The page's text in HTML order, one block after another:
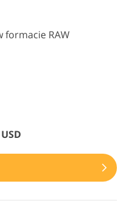
formacie RAW